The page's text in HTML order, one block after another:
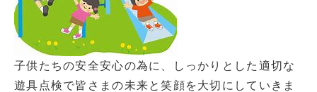
子供たちの安全安心の為に、しっかりとした適切な
遊具点検で皆さまの未来と笑顔を大切にしていきま